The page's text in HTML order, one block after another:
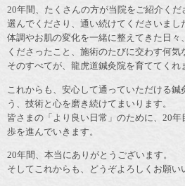
20年間、たくさんの方が当院をご紹介くだ
選んでくださり、通い続けてくださいまし
体調やお肌の変化を一緒に整えてきた日々
くださったこと、施術のたびに交わす何
そのすべてが、龍虎道鍼灸院を育ててくれ
これからも、安心して通っていただける鍼
う、技術と心を磨き続けてまいります。
皆さまの「より良い日常」のために、20
歩を進んでいきます。
20年間、本当にありがとうございます。
そしてこれからも、どうぞよろしくお願い